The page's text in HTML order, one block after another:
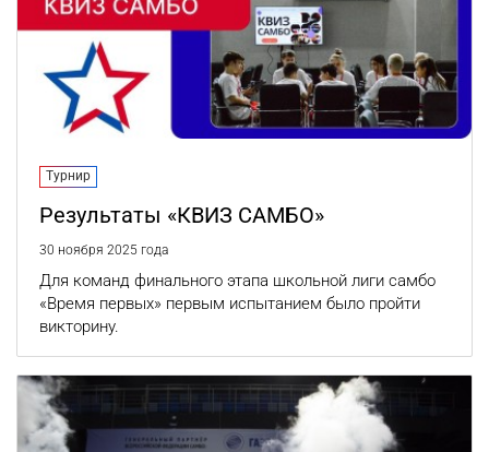
Турнир
Результаты «КВИЗ САМБО»
30 ноября 2025 года
Для команд финального этапа школьной лиги самбо
«Время первых» первым испытанием было пройти
викторину.